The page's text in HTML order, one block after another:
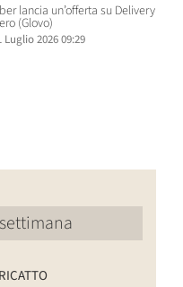
lancia un’offerta su Delivery
(Glovo)
Luglio 2026 09:29